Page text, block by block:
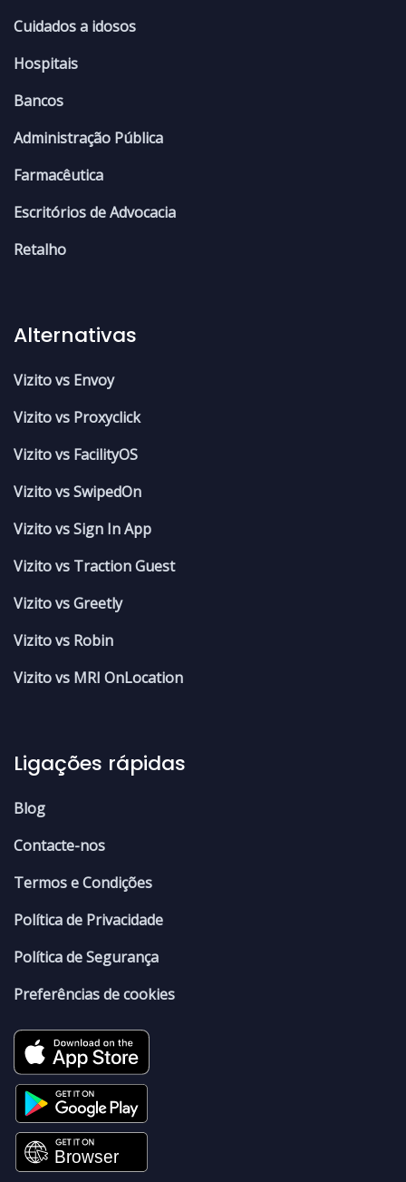
Cuidados a idosos
Hospitais
Bancos
Administração Pública
Farmacêutica
Escritórios de Advocacia
Retalho
Alternativas
Vizito vs Envoy
Vizito vs Proxyclick
Vizito vs FacilityOS
Vizito vs SwipedOn
Vizito vs Sign In App
Vizito vs Traction Guest
Vizito vs Greetly
Vizito vs Robin
Vizito vs MRI OnLocation
Ligações rápidas
Blog
Contacte-nos
Termos e Condições
Política de Privacidade
Política de Segurança
Preferências de cookies